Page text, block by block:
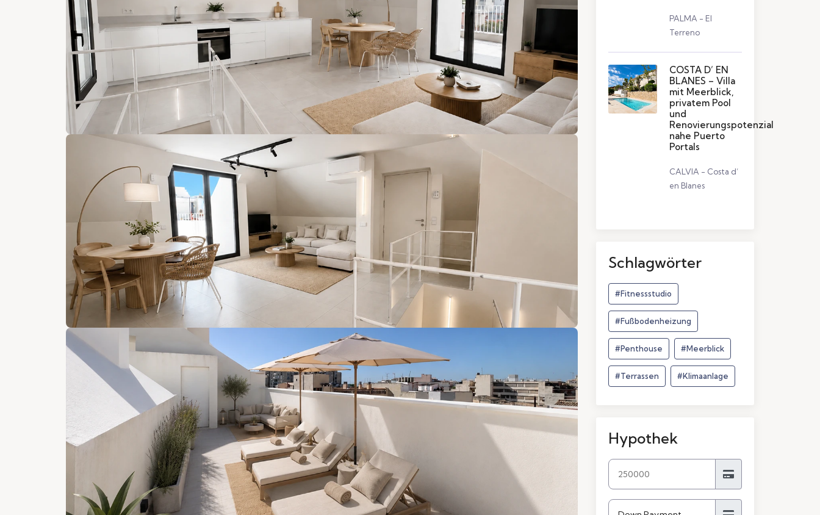
PALMA - El
Terreno
COSTA D’ EN
BLANES – Villa
mit Meerblick,
privatem Pool
und
Renovierungspotenzial
nahe Puerto
Portals
CALVIA - Costa d’
en Blanes
Schlagwörter
#Fitnessstudio
#Fußbodenheizung
#Penthouse #Meerblick
#Terrassen #Klimaanlage
Hypothek